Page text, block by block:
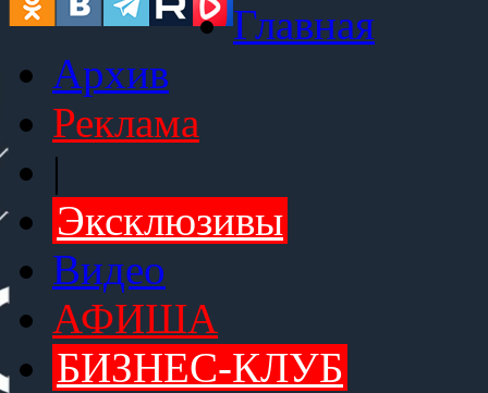
Главная
Архив
Реклама
|
Эксклюзивы
Видео
АФИША
БИЗНЕС-КЛУБ